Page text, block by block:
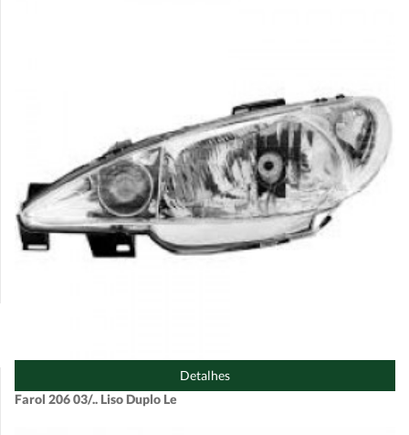
Detalhes
Farol 206 03/.. Liso Duplo Le